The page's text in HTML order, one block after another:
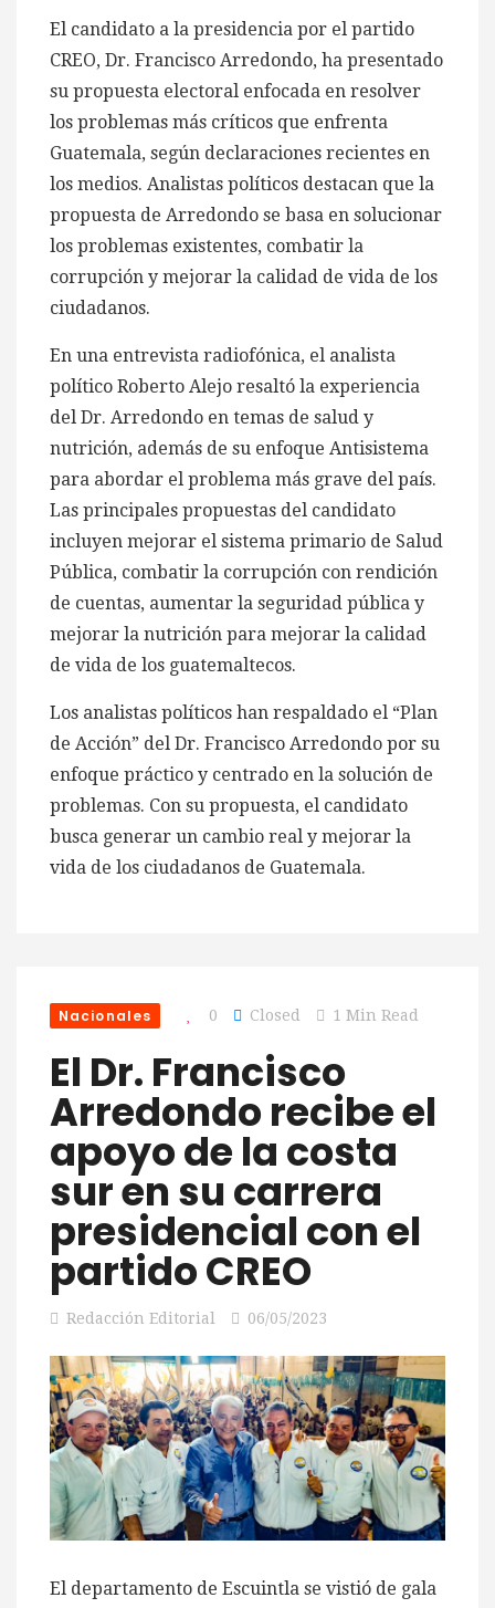
El candidato a la presidencia por el partido
CREO, Dr. Francisco Arredondo, ha presentado
su propuesta electoral enfocada en resolver
los problemas más críticos que enfrenta
Guatemala, según declaraciones recientes en
los medios. Analistas políticos destacan que la
propuesta de Arredondo se basa en solucionar
los problemas existentes, combatir la
corrupción y mejorar la calidad de vida de los
ciudadanos.
En una entrevista radiofónica, el analista
político Roberto Alejo resaltó la experiencia
del Dr. Arredondo en temas de salud y
nutrición, además de su enfoque Antisistema
para abordar el problema más grave del país.
Las principales propuestas del candidato
incluyen mejorar el sistema primario de Salud
Pública, combatir la corrupción con rendición
de cuentas, aumentar la seguridad pública y
mejorar la nutrición para mejorar la calidad
de vida de los guatemaltecos.
Los analistas políticos han respaldado el “Plan
de Acción” del Dr. Francisco Arredondo por su
enfoque práctico y centrado en la solución de
problemas. Con su propuesta, el candidato
busca generar un cambio real y mejorar la
vida de los ciudadanos de Guatemala.
Nacionales 0 Closed 1 Min Read
El Dr. Francisco
Arredondo recibe el
apoyo de la costa
sur en su carrera
presidencial con el
partido CREO
Redacción Editorial 06/05/2023
El departamento de Escuintla se vistió de gala